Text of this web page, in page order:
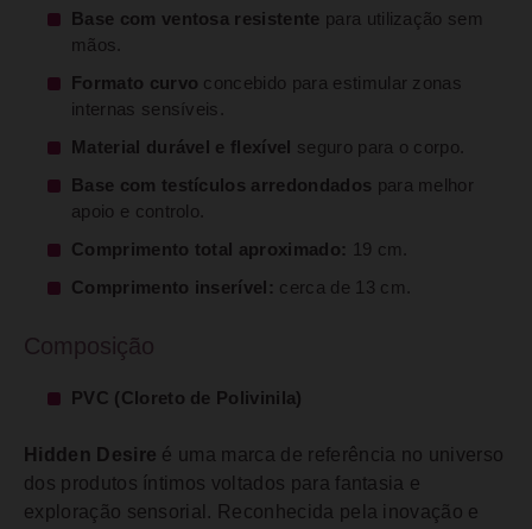
Base com ventosa resistente para utilização sem
mãos.
Formato curvo concebido para estimular zonas
internas sensíveis.
Material durável e flexível
seguro para o corpo.
Base com testículos arredondados para melhor
apoio e controlo.
Comprimento total aproximado: 19 cm.
Comprimento inserível: cerca de 13 cm.
Composição
PVC (Cloreto de Polivinila)
Hidden Desire é uma marca de referência no universo
dos produtos íntimos voltados para fantasia e
exploração sensorial. Reconhecida pela inovação e